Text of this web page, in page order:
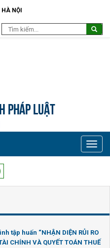
NỘI
pháp luật
Toggle
tập huấn “NHẬN DIỆN RỦI RO
CHÍNH VÀ QUYẾT TOÁN THUẾ